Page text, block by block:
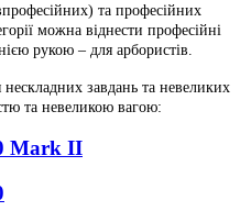
та професійних
можна віднести професійні
рукою – для арбористів.
завдань та невеликих
та невеликою вагою:
Mark II